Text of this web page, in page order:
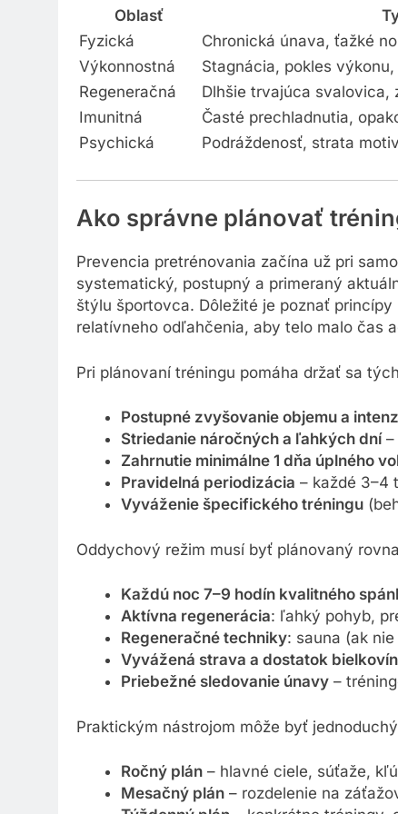
Oblasť
Fyzická
Chronická únava, ťažké
Výkonnostná
Stagnácia, pokles
Regeneračná
Dlhšie trvajúca svalovica,
Imunitná
Časté prechladnutia,
Psychická
Podráždenosť, strata
Ako správne plánovať
Prevencia pretrénovania začína už pri
systematický, postupný a primeraný
štýlu športovca. Dôležité je poznať
relatívneho odľahčenia, aby telo malo čas
Pri plánovaní tréningu pomáha držať sa
Postupné zvyšovanie objemu a
Striedanie náročných a ľahkých dní–
Zahrnutie minimálne 1 dňa úplného
Pravidelná periodizácia – každé 3–4
Vyváženie špecifického tréningu
Oddychový režim musí byť plánovaný
Každú noc 7–9 hodín kvalitného
Aktívna regenerácia: ľahký pohyb,
Regeneračné techniky: sauna (ak
Vyvážená strava a dostatok bielkovín
Priebežné sledovanie únavy–
Praktickým nástrojom môže byť
Ročný plán– hlavné ciele, súťaže,
Mesačný plán– rozdelenie na